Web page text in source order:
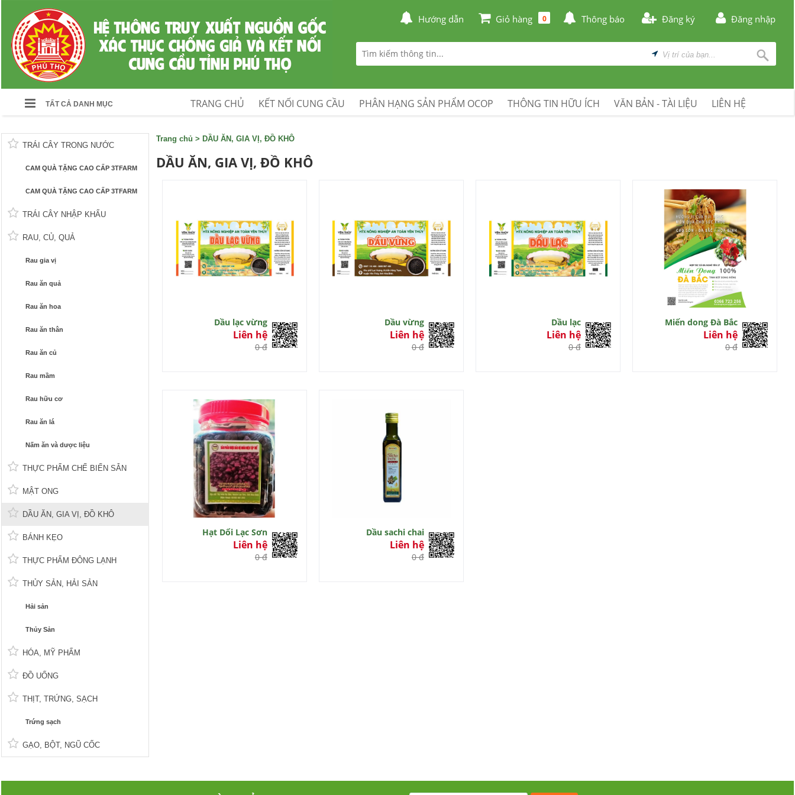
Hướng dẫn Giỏ hàng 0 Thông báo Đăng ký Đăng nhập
TẤT CẢ DANH MỤC TRANG CHỦ KẾT NỐI CUNG CẦU PHÂN HẠNG SẢN PHẨM OCOP THÔNG TIN HỮU ÍCH VĂN BẢN - TÀI LIỆU LIÊN HỆ
TRÁI CÂY TRONG NƯỚC
CAM QUÀ TẶNG CAO CẤP 3TFARM
CAM QUÀ TẶNG CAO CẤP 3TFARM
TRÁI CÂY NHẬP KHẨU
RAU, CỦ, QUẢ
Rau gia vị
Rau ăn quả
Rau ăn hoa
Rau ăn thân
Rau ăn củ
Rau mầm
Rau hữu cơ
Rau ăn lá
Nấm ăn và dược liệu
THỰC PHẨM CHẾ BIẾN SẴN
MẬT ONG
DẦU ĂN, GIA VỊ, ĐỒ KHÔ
BÁNH KẸO
THỰC PHẨM ĐÔNG LẠNH
THỦY SẢN, HẢI SẢN
Hải sản
Thủy Sản
HÓA, MỸ PHẨM
ĐỒ UỐNG
THỊT, TRỨNG, SẠCH
Trứng sạch
GẠO, BỘT, NGŨ CỐC
Trang chủ > DẦU ĂN, GIA VỊ, ĐỒ KHÔ
DẦU ĂN, GIA VỊ, ĐỒ KHÔ
Dầu lạc vừng
Liên hệ
0 đ
Dầu vừng
Liên hệ
0 đ
Dầu lạc
Liên hệ
0 đ
Miến dong Đà Bắc
Liên hệ
0 đ
Hạt Dổi Lạc Sơn
Liên hệ
0 đ
Dầu sachi chai
Liên hệ
0 đ